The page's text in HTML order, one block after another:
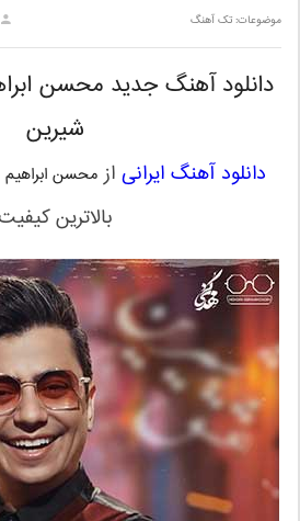
موضوعات:تک آهنگ
دانلود آهنگ جدید محسن
شیرین
دانلود آهنگ ایرانی ازمحسن ابراهیم
بالاترین